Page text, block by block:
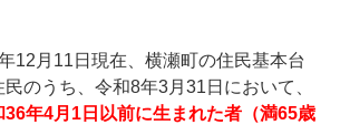
12月11日現在、横瀬町の住民基本台
のうち、令和8年3月31日において、
年4月1日以前に生まれた者（満65歳